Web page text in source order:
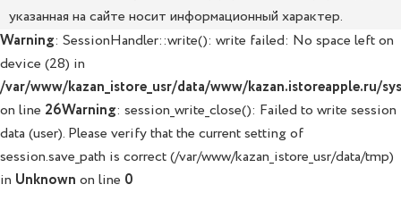
указанная на сайте носит информационный характер.
Warning: SessionHandler::write(): write failed: No space left on
device (28) in
/var/www/kazan_istore_usr/data/www/kazan.istoreapple.ru/
on line 26Warning: session_write_close(): Failed to write session
data (user). Please verify that the current setting of
session.save_path is correct (/var/www/kazan_istore_usr/data/tmp)
in Unknown on line 0